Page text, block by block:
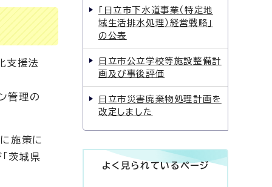
支援法
管理の
施策に
茨城県
「日立市下水道事業（特定地
域生活排水処理）経営戦略」
の公表
日立市公立学校等施設整備計
画及び事後評価
日立市災害廃棄物処理計画を
改定しました
よく見られているページ